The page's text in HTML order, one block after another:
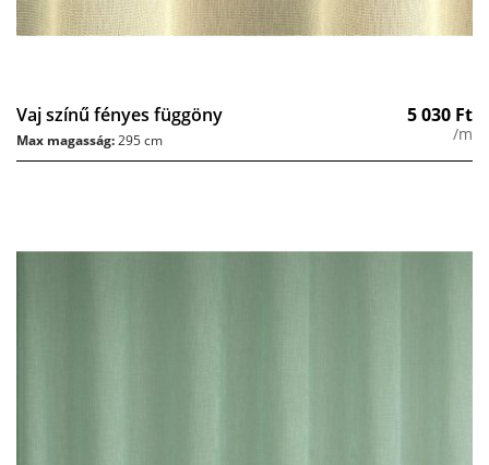
Vaj színű fényes függöny 5 030 Ft
/m
Max magasság:295 cm